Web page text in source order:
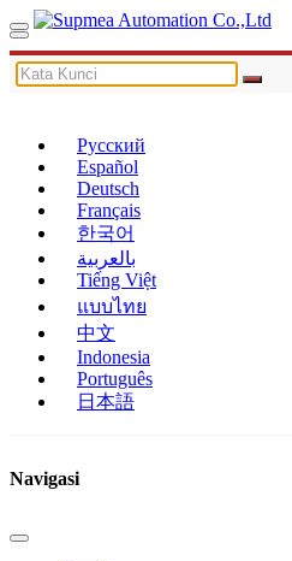
Русский
Español
Deutsch
Français
한국어
بالعربية
Tiếng Việt
แบบไทย
中文
Indonesia
Português
日本語
Navigasi